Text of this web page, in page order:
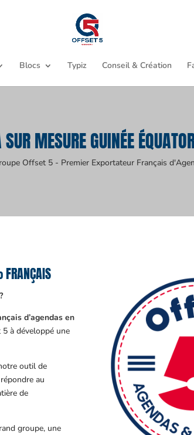
Blocs Typiz Conseil & Création
MESURE GUINÉE
Offset 5 - Premier Exportateur Français
FRANÇAIS
d’agendas en
à développé une
outil de
au
de
groupe, une